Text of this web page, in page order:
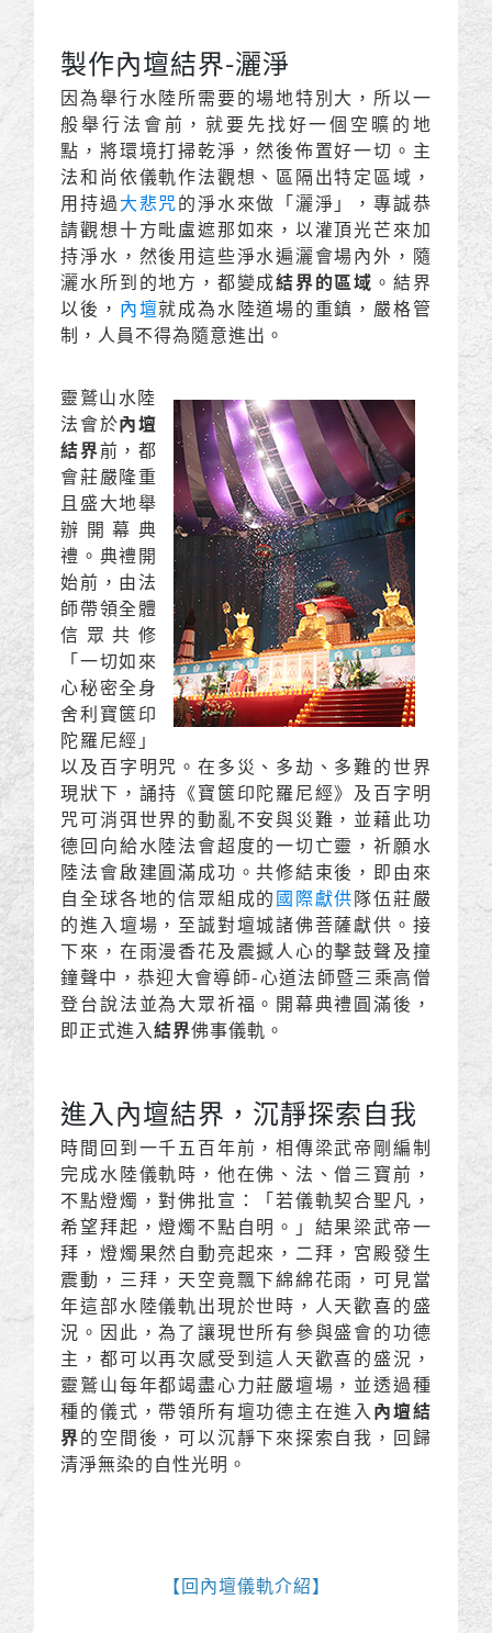
製作內壇結界-灑淨
因為舉行水陸所需要的場地特別大，所以一
般舉行法會前，就要先找好一個空曠的地
點，將環境打掃乾淨，然後佈置好一切。主
法和尚依儀軌作法觀想、區隔出特定區域，
用持過大悲咒的淨水來做「灑淨」，專誠恭
請觀想十方毗盧遮那如來，以灌頂光芒來加
持淨水，然後用這些淨水遍灑會場內外，隨
灑水所到的地方，都變成結界的區域 。結界
以後， 內壇就成為水陸道場的重鎮，嚴格管
制，人員不得為隨意進出。
靈鷲山水陸
法會於內壇
結界前，都
會莊嚴隆重
且盛大地舉
辦開幕典
禮。典禮開
始前，由法
師帶領全體
信眾共修
「一切如來
心秘密全身
舍利寶篋印
陀羅尼經」
以及百字明咒。在多災、多劫、多難的世界
現狀下，誦持《寶篋印陀羅尼經》及百字明
咒可消弭世界的動亂不安與災難，並藉此功
德回向給水陸法會超度的一切亡靈，祈願水
陸法會啟建圓滿成功。共修結束後，即由來
自全球各地的信眾組成的國際獻供隊伍莊嚴
的進入壇場，至誠對壇城諸佛菩薩獻供。接
下來，在雨漫香花及震撼人心的擊鼓聲及撞
鐘聲中，恭迎大會導師-心道法師暨三乘高僧
登台說法並為大眾祈福。開幕典禮圓滿後，
即正式進入結界佛事儀軌。
進入內壇結界，沉靜探索自我
時間回到一千五百年前，相傳梁武帝剛編制
完成水陸儀軌時，他在佛、法、僧三寶前，
不點燈燭，對佛批宣：「若儀軌契合聖凡，
希望拜起，燈燭不點自明。」結果梁武帝一
拜，燈燭果然自動亮起來，二拜，宮殿發生
震動，三拜，天空竟飄下綿綿花雨，可見當
年這部水陸儀軌出現於世時，人天歡喜的盛
況。因此，為了讓現世所有參與盛會的功德
主，都可以再次感受到這人天歡喜的盛況，
靈鷲山每年都竭盡心力莊嚴壇場，並透過種
種的儀式，帶領所有壇功德主在進入 內壇結
界的空間後，可以沉靜下來探索自我，回歸
清淨無染的自性光明。
【回內壇儀軌介紹】